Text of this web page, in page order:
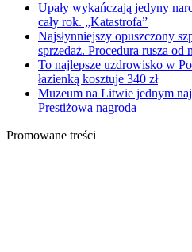
Upały wykańczają jedyny
cały rok. „Katastrofa”
Najsłynniejszy opuszczony
sprzedaż. Procedura rusza od
To najlepsze uzdrowisko w
łazienką kosztuje 340 zł
Muzeum na Litwie jednym
Prestiżowa nagroda
Promowane treści